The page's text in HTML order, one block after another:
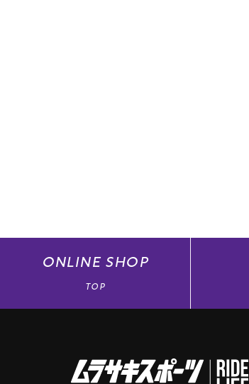
ONLINE SHOP
TOP